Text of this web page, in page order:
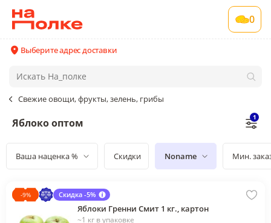
0
Выберите адрес доставки
Свежие овощи, фрукты, зелень, грибы
Яблоко оптом 1
Ваша наценка % Скидки Noname Мин.
-9% Скидка -5%
Яблоки Гренни Смит 1 кг., картон
~1 кг в упаковке